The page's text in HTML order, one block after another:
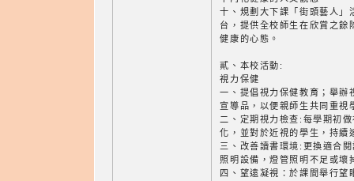
十、規劃大下課「街頭藝人」
台，提供全校師生在欣賞之餘
健康的心態。
貳、本校活動:
視力保健
一、提倡視力保健教育；舉辦
宣導品，以便親師生共同重視
二、定期視力檢查:每學期初
化，並對於近視的學生，持續
三、改善讀書環境:更換適合
照明設備，燈管照明不足或壞
四、望遠凝視：於課間舉行望